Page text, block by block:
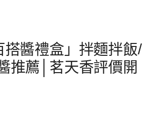
醬禮盒」拌麵拌飯/
推薦│茗天香評價開